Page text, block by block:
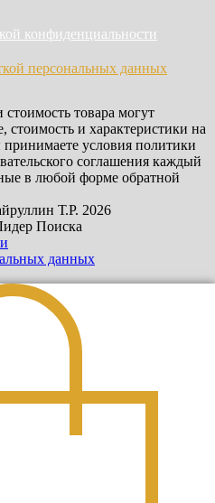
конфиденциальности
персональных данных
товара могут
стоимость и характеристики на
условия политики
соглашения каждый
в любой форме обратной
Т.Р. 2026
Поиска
данных